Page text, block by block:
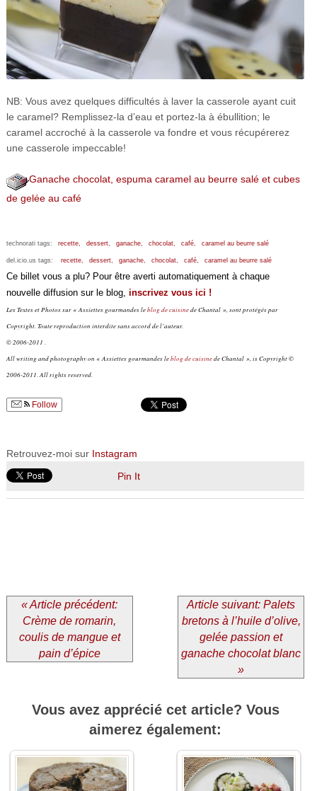
NB: Vous avez quelques difficultés à laver la casserole ayant cuit
le caramel? Remplissez-la d’eau et portez-la à ébullition; le
caramel accroché à la casserole va fondre et vous récupérerez
une casserole impeccable!
Ganache chocolat, espuma caramel au beurre salé et cubes
de gelée au café
technorati tags: recette, dessert, ganache, chocolat, café, caramel au beurre salé
del.icio.us tags: recette, dessert, ganache, chocolat, café, caramel au beurre salé
Ce billet vous a plu? Pour être averti automatiquement à chaque
nouvelle diffusion sur le blog, inscrivez vous ici !
Les Textes et Photos sur « Assiettes gourmandes leblog de cuisinede Chantal », sont protégés par
Copyright. Toute reproduction interdite sans accord de l’auteur.
© 2006-2011 .
All writing and photography on « Assiettes gourmandes leblog de cuisinede Chantal », is Copyright ©
2006-2011. All rights reserved.
Follow
Retrouvez-moi sur Instagram
Pin It
« Article précédent:
Crème de romarin,
coulis de mangue et
pain d’épice
Article suivant: Palets
bretons à l’huile d’olive,
gelée passion et
ganache chocolat blanc
»
Vous avez apprécié cet article? Vous
aimerez également: